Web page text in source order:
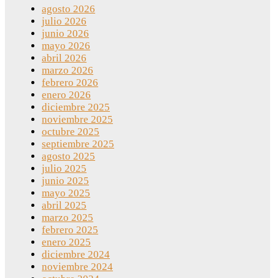
agosto 2026
julio 2026
junio 2026
mayo 2026
abril 2026
marzo 2026
febrero 2026
enero 2026
diciembre 2025
noviembre 2025
octubre 2025
septiembre 2025
agosto 2025
julio 2025
junio 2025
mayo 2025
abril 2025
marzo 2025
febrero 2025
enero 2025
diciembre 2024
noviembre 2024